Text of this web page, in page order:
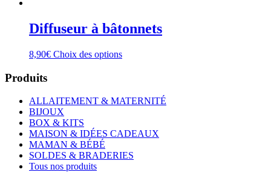
Diffuseur à bâtonnets
8,90€ Choix des optionsCe
variations.
Les
peuvent
être
choisies
sur
Produits
ALLAITEMENT & MATERNITÉ
BIJOUX
BOX & KITS
MAISON & IDÉES CADEAUX
MAMAN & BÉBÉ
SOLDES & BRADERIES
Tous nos produits